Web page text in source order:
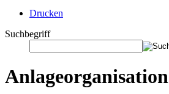
Drucken
Suchbegriff
Anlageorganisation